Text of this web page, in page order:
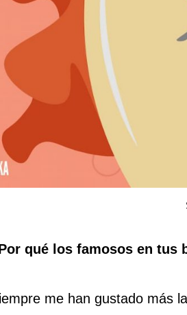
qué los famosos en tus
me han gustado más